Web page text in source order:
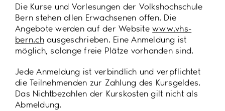
Die Kurse und Vorlesungen der Volkshochschule
Bern stehen allen Erwachsenen offen. Die
Angebote werden auf der Websitewww.vhs-
bern.chausgeschrieben. Eine Anmeldung ist
möglich, solange freie Plätze vorhanden sind.
Jede Anmeldung ist verbindlich und verpflichtet
die Teilnehmenden zur Zahlung des Kursgeldes.
Das Nichtbezahlen der Kurskosten gilt nicht als
Abmeldung.